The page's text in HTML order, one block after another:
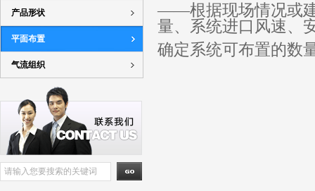
产品形状
平面布置
气流组织
——根据现场情况或
量、系统进口风速、
确定系统可布置的数